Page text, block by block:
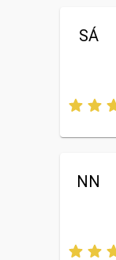
SÁ
NN